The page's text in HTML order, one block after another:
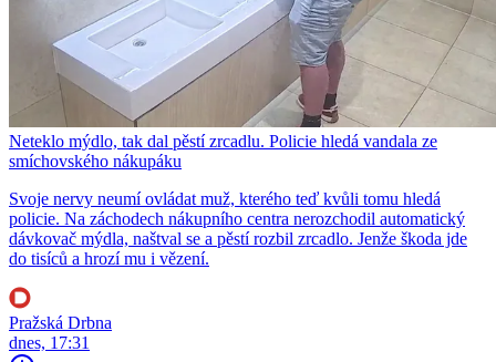
Neteklo mýdlo, tak dal pěstí zrcadlu. Policie hledá vandala ze
smíchovského nákupáku
Svoje nervy neumí ovládat muž, kterého teď kvůli tomu hledá
policie. Na záchodech nákupního centra nerozchodil automatický
dávkovač mýdla, naštval se a pěstí rozbil zrcadlo. Jenže škoda jde
do tisíců a hrozí mu i vězení.
Pražská Drbna
dnes, 17:31